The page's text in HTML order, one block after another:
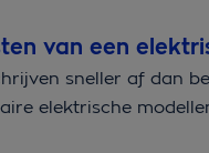
van een
sneller af dan
elektrische